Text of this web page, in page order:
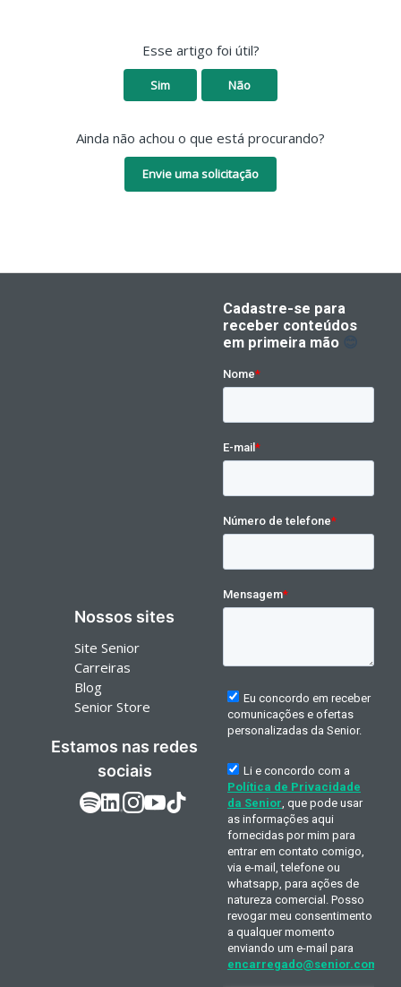
Esse artigo foi útil?
Sim Não
Ainda não achou o que está procurando?
Envie uma solicitação
Nossos sites
Site Senior
Carreiras
Blog
Senior Store
Estamos nas redes
sociais